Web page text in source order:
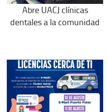
Abre UACJ clínicas
dentales a la comunidad